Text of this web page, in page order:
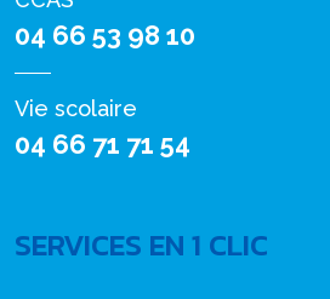
04 66 53 98 10
Vie scolaire
04 66 71 71 54
SERVICES EN 1 CLIC